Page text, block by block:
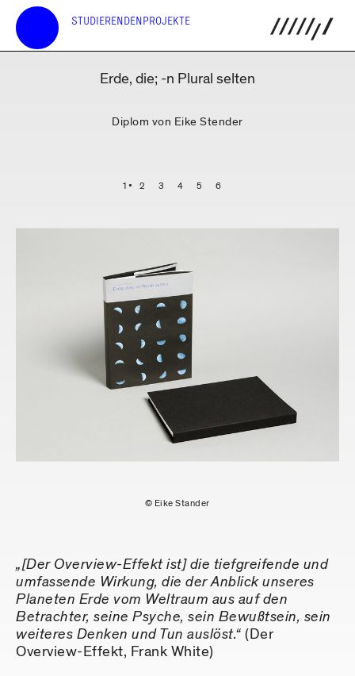
STUDIERENDENPROJEKTE
Erde, die; -n Plural selten
Diplom von Eike Stender
1 2 3 4 5 6
© Eike Stander
„[Der Overview-Effekt ist] die tiefgreifende und
umfassende Wirkung, die der Anblick unseres
Planeten Erde vom Weltraum aus auf den
Betrachter, seine Psyche, sein Bewußtsein, sein
weiteres Denken und Tun auslöst.“ (Der
Overview-Effekt, Frank White)